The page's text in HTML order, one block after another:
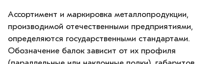
Ассортимент и маркировка металлопродукции,
производимой отечественными предприятиями,
определяются государственными стандартами.
Обозначение балок зависит от их профиля